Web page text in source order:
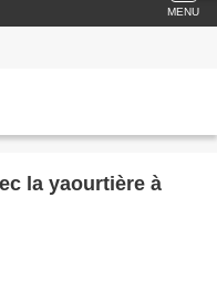
MENU
la yaourtière à